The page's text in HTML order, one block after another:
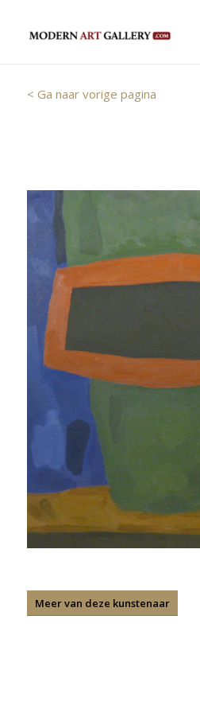
< Ga naar vorige pagina
Meer van deze kunstenaar